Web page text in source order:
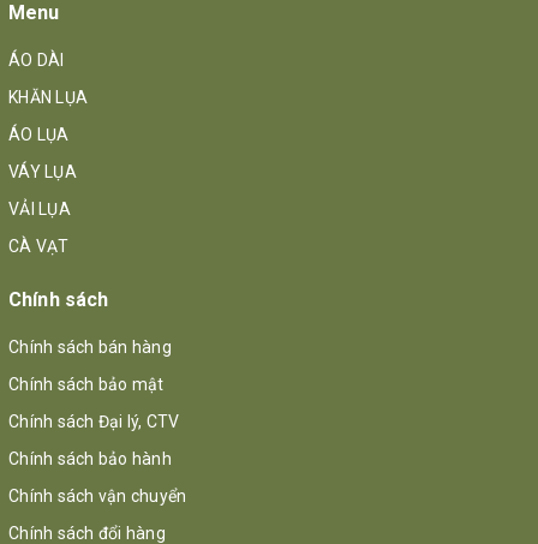
Menu
ÁO DÀI
KHĂN LỤA
ÁO LỤA
VÁY LỤA
VẢI LỤA
CÀ VẠT
Chính sách
Chính sách bán hàng
Chính sách bảo mật
Chính sách Đại lý, CTV
Chính sách bảo hành
Chính sách vận chuyển
Chính sách đổi hàng